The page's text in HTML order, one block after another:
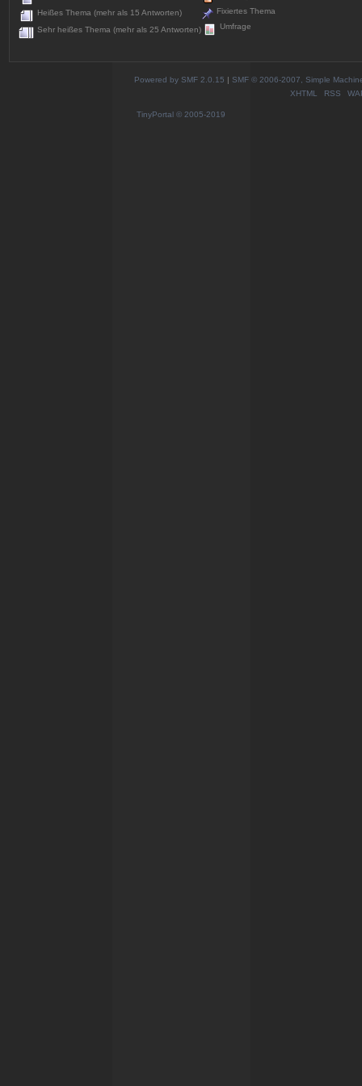
Heißes Thema (mehr als 15 Antworten)
Sehr heißes Thema (mehr als 25 Antworten)
Fixiertes Thema
Umfrage
Powered by SMF 2.0.15 | SMF © 2006-2007, Simple
XHTML
RSS
TinyPortal © 2005-2019